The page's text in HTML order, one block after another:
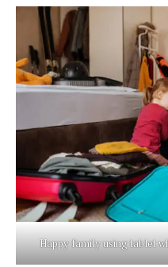
Happy family using tablet